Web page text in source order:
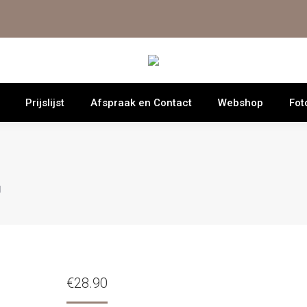
Prijslijst Afspraak en Contact Webshop
€28.90